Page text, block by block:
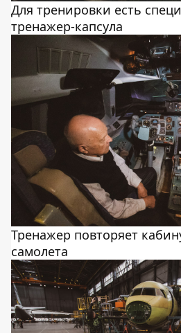
Для тренировки есть
тренажер-капсула
Тренажер повторяет
самолета